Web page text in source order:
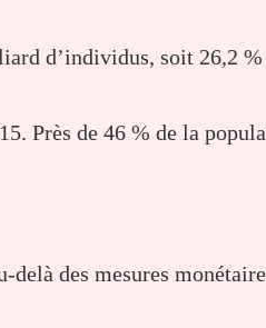
d’individus, soit 26,2
Près de 46 % de la
delà des mesures